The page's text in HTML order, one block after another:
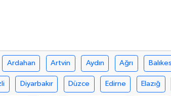
Ardahan Artvin Aydın Ağrı
Diyarbakır Düzce Edirne Elazığ